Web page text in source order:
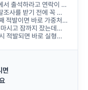
는데 무엇부터 준비해야 하나요?
전에 꼭 받아야 하나요?
면 바로 가중처벌되나요?
도 음주운전으로 처벌되나요?
바로 실형이 선고되나요?
면